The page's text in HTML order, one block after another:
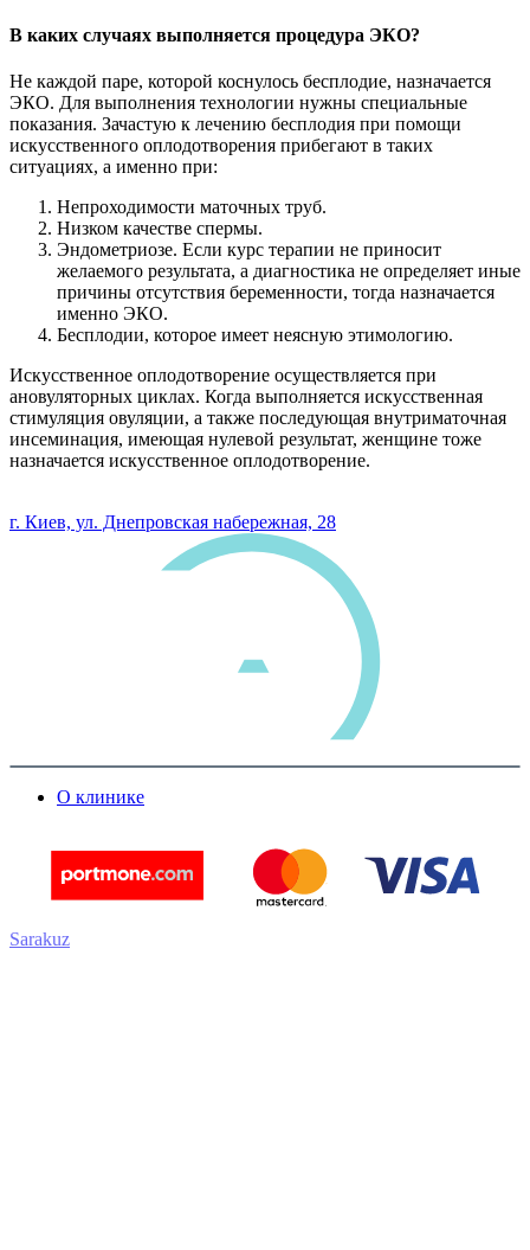
В каких случаях выполняется процедура ЭКО?
Не каждой паре, которой коснулось бесплодие, назначается
ЭКО. Для выполнения технологии нужны специальные
показания. Зачастую к лечению бесплодия при помощи
искусственного оплодотворения прибегают в таких
ситуациях, а именно при:
Непроходимости маточных труб.
Низком качестве спермы.
Эндометриозе. Если курс терапии не приносит
желаемого результата, а диагностика не определяет иные
причины отсутствия беременности, тогда назначается
именно ЭКО.
Бесплодии, которое имеет неясную этимологию.
Искусственное оплодотворение осуществляется при
ановуляторных циклах. Когда выполняется искусственная
стимуляция овуляции, а также последующая внутриматочная
инсеминация, имеющая нулевой результат, женщине тоже
назначается искусственное оплодотворение.
г. Киев, ул. Днепровская набережная, 28
О клинике
Sarakuz